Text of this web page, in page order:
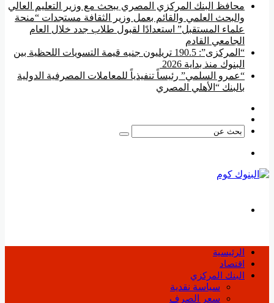
محافظ البنك المركزي المصري يبحث مع وزير التعليم العالي
والبحث العلمي والقائم بعمل وزير الثقافة مستجدات “منحة
علماء المستقبل” استعدادًا لقبول طلاب جدد خلال العام
الجامعي القادم
“المركزى”: 190.5 تريليون جنيه قيمة التسويات اللحظية بين
البنوك منذ بداية 2026
“عمرو السلمي” رئيساً تنفيذياً للمعاملات المصرفية الدولية
بالبنك “الأهلي المصري
بحث
الرئيسية
اقتصاد
البنك المركزي
سياسة نقدية
سعر الصرف